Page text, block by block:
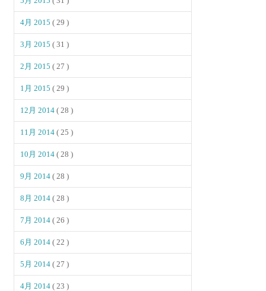
4月 2015( 29 )
3月 2015( 31 )
2月 2015( 27 )
1月 2015( 29 )
12月 2014( 28 )
11月 2014( 25 )
10月 2014( 28 )
9月 2014( 28 )
8月 2014( 28 )
7月 2014( 26 )
6月 2014( 22 )
5月 2014( 27 )
4月 2014( 23 )